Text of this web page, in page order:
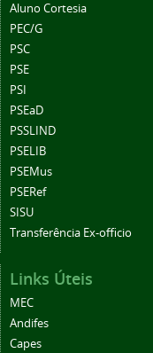
Aluno Cortesia
PEC/G
PSC
PSE
PSI
PSEaD
PSSLIND
PSELIB
PSEMus
PSERef
SISU
Transferência Ex-officio
Links Úteis
MEC
Andifes
Capes